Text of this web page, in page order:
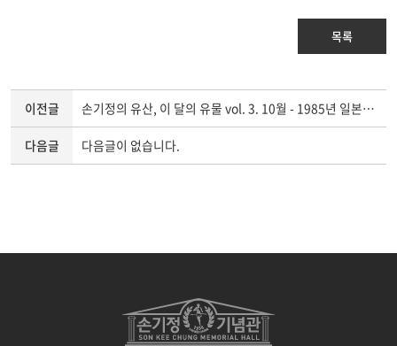
목록
이전글 손기정의 유산, 이 달의 유물 vol. 3. 10월 - 1985년 일본 월드컵마라톤대회와 손기정
다음글 다음글이 없습니다.